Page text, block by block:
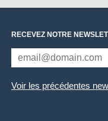
RECEVEZ NOTRE
Voir les précédentes